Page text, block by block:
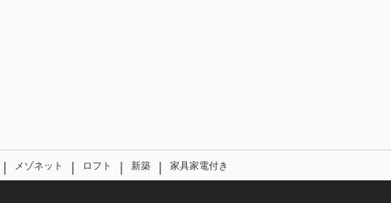
｜ メゾネット ｜ ロフト ｜ 新築 ｜ 家具家電付き